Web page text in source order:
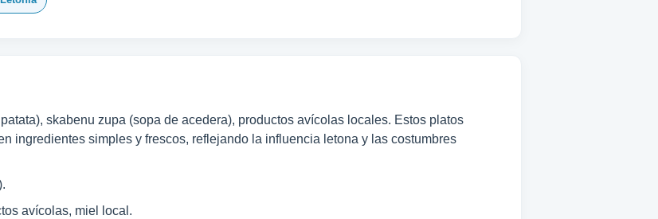
skabenu zupa (sopa de acedera), productos avícolas locales. Estos platos
ingredientes simples y frescos, reflejando la influencia letona y las costumbres
avícolas, miel local.